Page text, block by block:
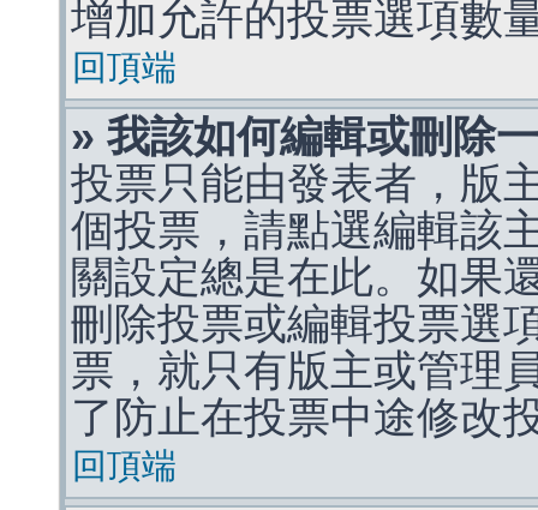
增加允許的投票選項數
回頂端
» 我該如何編輯或刪除
投票只能由發表者，版
個投票，請點選編輯該
關設定總是在此。如果
刪除投票或編輯投票選
票，就只有版主或管理
了防止在投票中途修改
回頂端